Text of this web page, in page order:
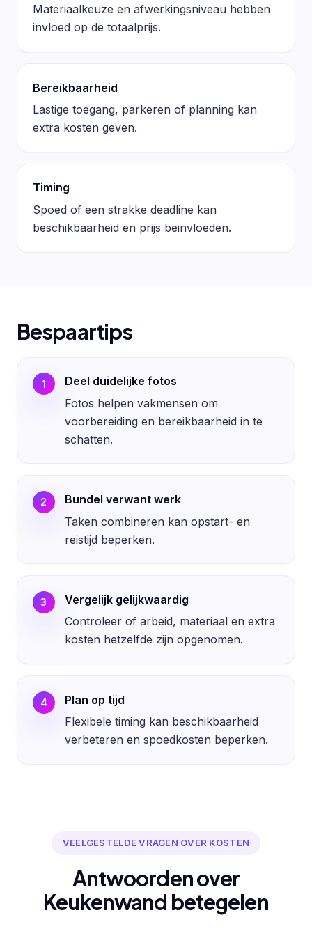
Materiaalkeuze en afwerkingsniveau hebben
invloed op de totaalprijs.
Bereikbaarheid
Lastige toegang, parkeren of planning kan
extra kosten geven.
Timing
Spoed of een strakke deadline kan
beschikbaarheid en prijs beinvloeden.
Bespaartips
1
Deel duidelijke fotos
Fotos helpen vakmensen om
voorbereiding en bereikbaarheid in te
schatten.
2
Bundel verwant werk
Taken combineren kan opstart- en
reistijd beperken.
3
Vergelijk gelijkwaardig
Controleer of arbeid, materiaal en extra
kosten hetzelfde zijn opgenomen.
4
Plan op tijd
Flexibele timing kan beschikbaarheid
verbeteren en spoedkosten beperken.
VEELGESTELDE VRAGEN OVER KOSTEN
Antwoorden over
Keukenwand betegelen